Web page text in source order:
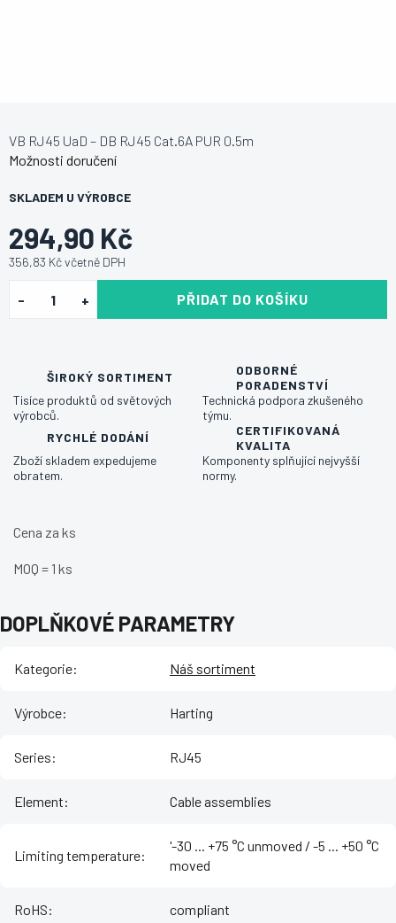
294,90 Kč
356,83 Kč včetně DPH
SKLADEM U VÝROBCE
Možnosti doručení
PŘIDAT DO KOŠÍKU
VB RJ45 UaD – DB RJ45 Cat.6A PUR 0.5m
ŠIROKÝ SORTIMENT
Tisíce produktů od světových
výrobců.
ODBORNÉ
PORADENSTVÍ
Technická podpora zkušeného
týmu.
RYCHLÉ DODÁNÍ
Zboží skladem expedujeme
obratem.
CERTIFIKOVANÁ
KVALITA
Komponenty splňující nejvyšší
normy.
Cena za ks
MOQ = 1 ks
DOPLŇKOVÉ PARAMETRY
Kategorie: Náš sortiment
Výrobce: Harting
Series: RJ45
Element: Cable assemblies
Limiting temperature:
'-30 ... +75 °C unmoved / -5 ... +50 °C
moved
RoHS: compliant